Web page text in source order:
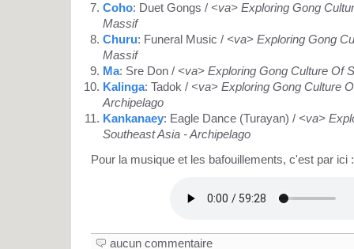
Coho: Duet Gongs / <va> Exploring Gong
Massif
Churu: Funeral Music / <va> Exploring Gong
Massif
Ma: Sre Don / <va> Exploring Gong Culture Of
Kalinga: Tadok / <va> Exploring Gong Culture
Archipelago
Kankanaey: Eagle Dance (Turayan) / <va>
Southeast Asia - Archipelago
Pour la musique et les bafouillements, c'est par ici :
aucun commentaire